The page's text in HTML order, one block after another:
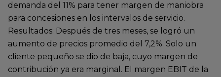
demanda del 11% para tener margen de maniobra
para concesiones en los intervalos de servicio.
Resultados: Después de tres meses, se logró un
aumento de precios promedio del 7,2%. Solo un
cliente pequeño se dio de baja, cuyo margen de
contribución ya era marginal. El margen EBIT de la